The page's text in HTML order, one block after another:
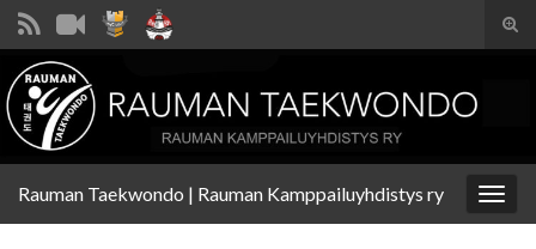
Rauman Taekwondo | Rauman Kamppailuyhdistys ry